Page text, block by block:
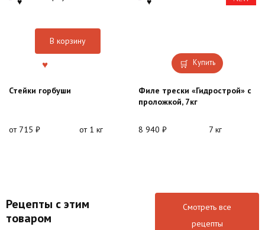
В корзину
Стейки горбуши
от 715 ₽ от 1 кг
Купить
Филе трески «Гидрострой» с
проложкой, 7кг
8 940 ₽ 7 кг
Рецепты с этим
товаром
Смотреть все
рецепты